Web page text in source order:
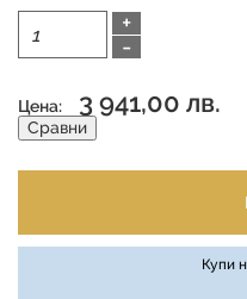
+
-
Цена: 3 941,00 лв.
Сравни
Купи